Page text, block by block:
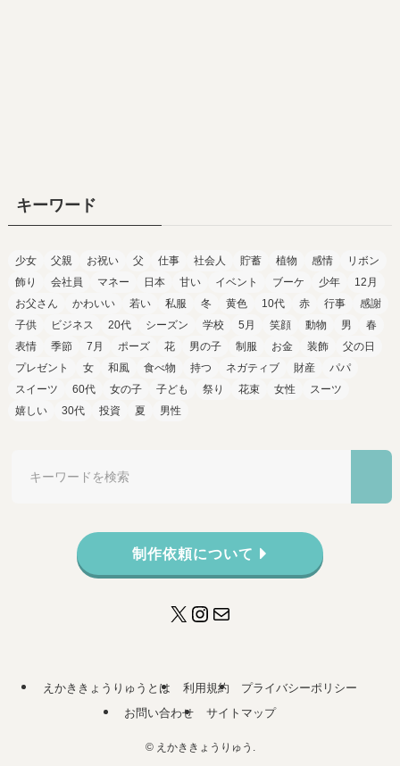
キーワード
少女 父親 お祝い 父 仕事 社会人 貯蓄 植物 感情
リボン
飾り
会社員 マネー 日本 甘い イベント ブーケ 少年
12月
お父さん
かわいい 若い 私服 冬 黄色 10代 赤 行事
感謝
子供
ビジネス 20代 シーズン 学校 5月 笑顔 動物 男
春
表情
季節 7月 ポーズ 花 男の子 制服 お金 装飾
父の日
プレゼント
女 和風 食べ物 持つ ネガティブ 財産
パパ
スイーツ
60代 女の子 子ども 祭り 花束 女性
スーツ
嬉しい
30代 投資 夏 男性
制作依頼について
X Instagram
メール
えかききょうりゅうとは 利用規約
プライバシーポリシー
お問い合わせ
サイトマップ
©えかききょうりゅう.